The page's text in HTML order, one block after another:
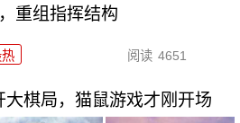
重组指挥结构
阅读 4651
棋局，猫鼠游戏才刚开场